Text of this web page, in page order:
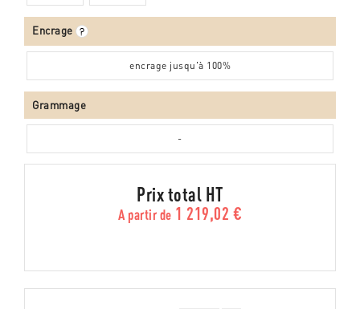
Encrage
encrage jusqu'à 100%
Grammage
-
Prix total HT
A partir de 1 219,02 €